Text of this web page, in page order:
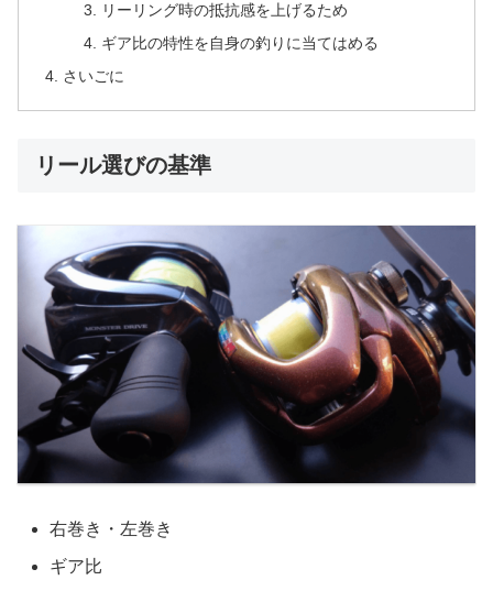
リーリング時の抵抗感を上げるため
ギア比の特性を自身の釣りに当てはめる
さいごに
リール選びの基準
右巻き・左巻き
ギア比